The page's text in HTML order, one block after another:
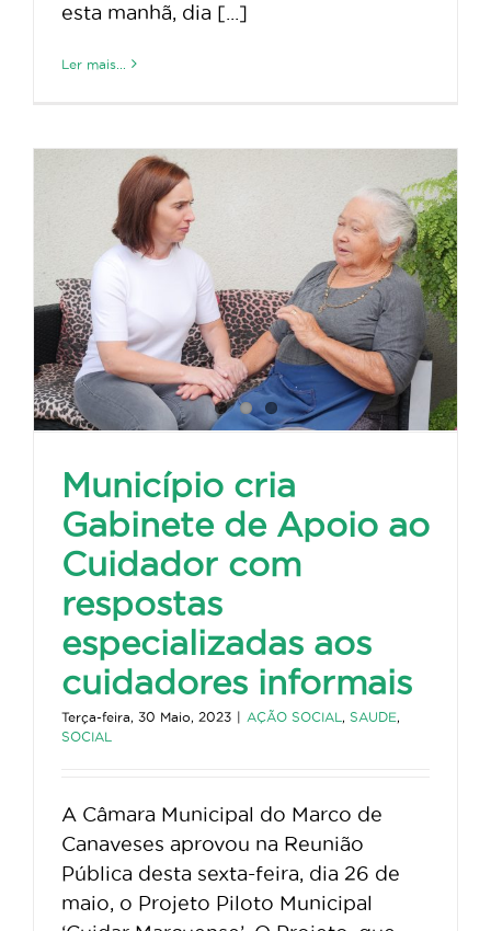
esta manhã, dia [...]
Ler mais...
Município cria
Gabinete de Apoio ao
Cuidador com
respostas
especializadas aos
cuidadores informais
Terça-feira, 30 Maio, 2023 AÇÃO SOCIAL , SAUDE,
SOCIAL
A Câmara Municipal do Marco de
Canaveses aprovou na Reunião
Pública desta sexta-feira, dia 26 de
maio, o Projeto Piloto Municipal